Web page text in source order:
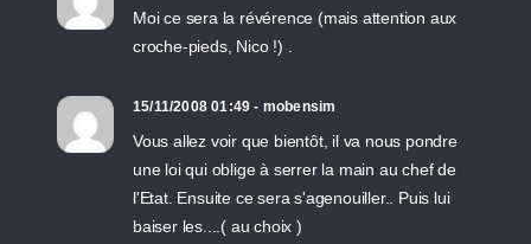
Moi ce sera la révérence (mais attention aux
croche-pieds, Nico !) .
15/11/2008 01:49 - mobensim
Vous allez voir que bientôt, il va nous pondre
une loi qui oblige à serrer la main au chef de
l'Etat. Ensuite ce sera s'agenouiller.. Puis lui
baiser les....( au choix )